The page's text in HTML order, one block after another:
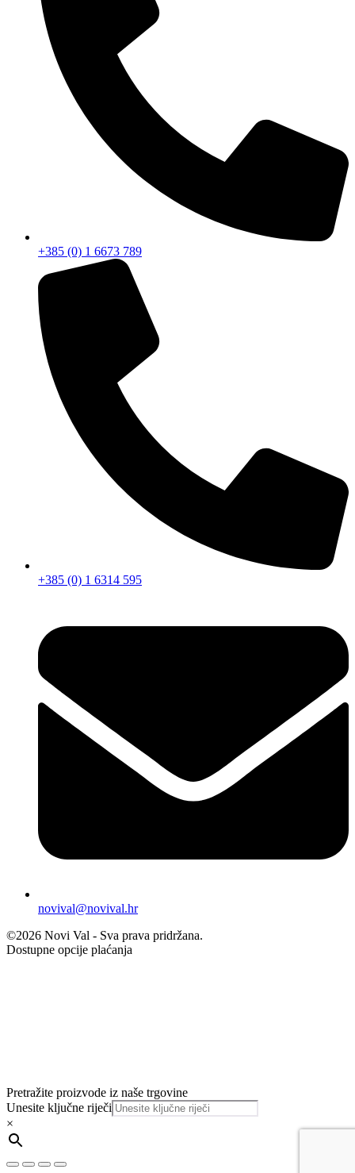
+385 (0) 1 6673 789
+385 (0) 1 6314 595
novival@novival.hr
©2026 Novi Val - Sva prava pridržana.
Dostupne opcije plaćanja
Pretražite proizvode iz naše trgovine
Unesite ključne riječi
×